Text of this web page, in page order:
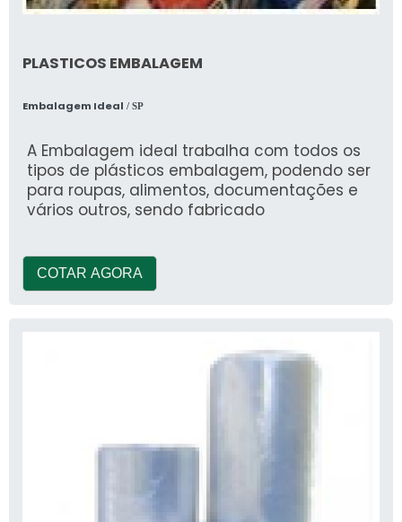
PLASTICOS EMBALAGEM
Embalagem Ideal / SP
A Embalagem ideal trabalha com todos os
tipos de plásticos embalagem, podendo ser
para roupas, alimentos, documentações e
vários outros, sendo fabricado
COTAR AGORA